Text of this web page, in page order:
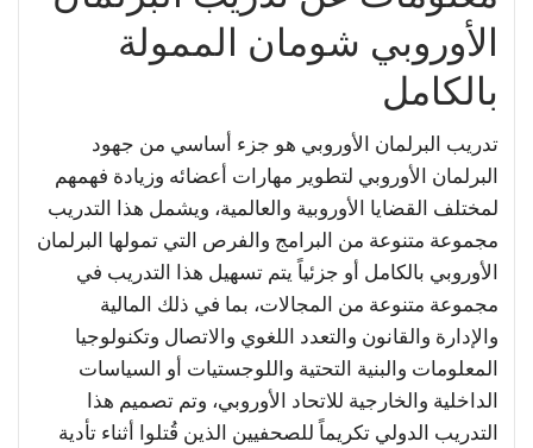
الأوروبي شومان الممولة
بالكامل
تدريب البرلمان الأوروبي هو جزء أساسي من جهود
البرلمان الأوروبي لتطوير مهارات أعضائه وزيادة فهمهم
لمختلف القضايا الأوروبية والعالمية، ويشمل هذا التدريب
مجموعة متنوعة من البرامج والفرص التي تمولها البرلمان
الأوروبي بالكامل أو جزئياً يتم تسهيل هذا التدريب في
مجموعة متنوعة من المجالات، بما في ذلك المالية
والإدارة والقانون والتعدد اللغوي والاتصال وتكنولوجيا
المعلومات والبنية التحتية واللوجستيات أو السياسات
الداخلية والخارجية للاتحاد الأوروبي، وتم تصميم هذا
التدريب الدولي تكريماً للصحفيين الذين قُتلوا أثناء تأدية